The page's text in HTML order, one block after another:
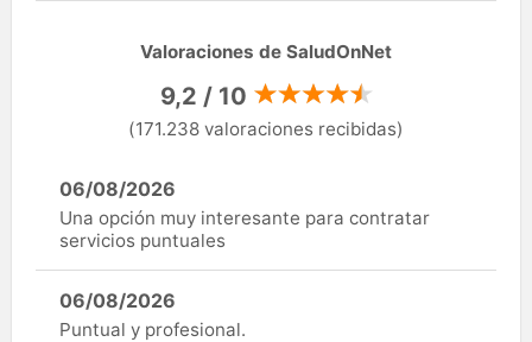
Valoraciones de SaludOnNet
9,2 / 10
(171.238 valoraciones recibidas)
06/08/2026
Una opción muy interesante para contratar
servicios puntuales
06/08/2026
Puntual y profesional.